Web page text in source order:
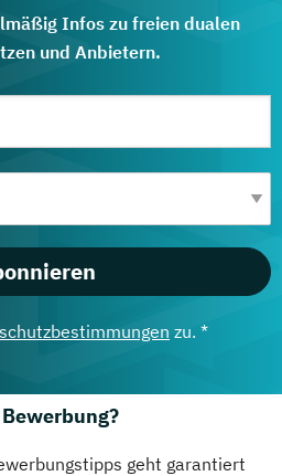
Infos zu freien dualen
und Anbietern.
zu. *
geht garantiert